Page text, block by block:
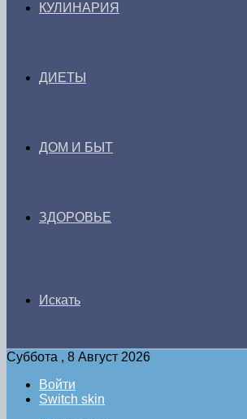
КУЛИНАРИЯ
ДИЕТЫ
ДОМ И БЫТ
ЗДОРОВЬЕ
Искать
Суббота , 8 Август 2026
Войти
Switch skin